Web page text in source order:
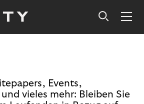
Events,
vieles mehr: Bleiben Sie